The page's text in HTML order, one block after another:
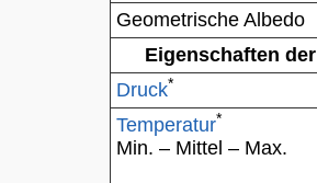
Geometrische Albedo
Eigenschaften der
Druck*
Temperatur*
Min. – Mittel – Max.